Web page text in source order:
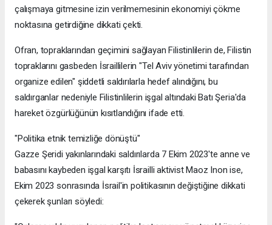
çalışmaya gitmesine izin verilmemesinin ekonomiyi çökme
noktasına getirdiğine dikkati çekti.
Ofran, topraklarından geçimini sağlayan Filistinlilerin de, Filistin
topraklarını gasbeden İsraillilerin "Tel Aviv yönetimi tarafından
organize edilen" şiddetli saldırılarla hedef alındığını, bu
saldırganlar nedeniyle Filistinlilerin işgal altındaki Batı Şeria'da
hareket özgürlüğünün kısıtlandığını ifade etti.
"Politika etnik temizliğe dönüştü"
Gazze Şeridi yakınlarındaki saldırılarda 7 Ekim 2023'te anne ve
babasını kaybeden işgal karşıtı İsrailli aktivist Maoz Inon ise,
Ekim 2023 sonrasında İsrail'in politikasının değiştiğine dikkati
çekerek şunları söyledi: